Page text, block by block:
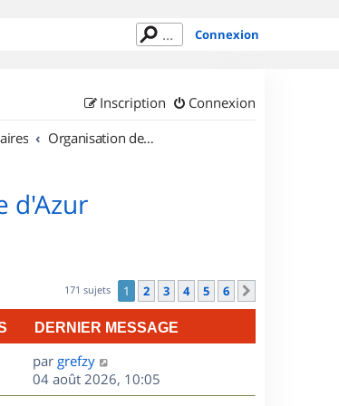
Connexion
Connexion
Inscription
Organisation de sorties en région Provence Alpes Côte d'Azur
d'Azur
171 sujets 1 2 3 4 5 6
DERNIER MESSAGE
D
e
r
par grefzy
04 août 2026, 10:05